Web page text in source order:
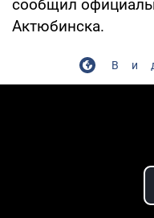
сообщил
Актюбинска.